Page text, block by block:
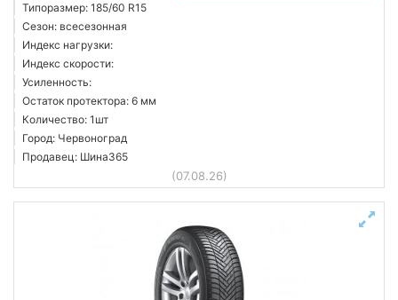
Типоразмер: 185/60 R15
Сезон: всесезонная
Индекс нагрузки:
Индекс скорости:
Усиленность:
Остаток протектора: 6 мм
Количество: 1шт
Город: Червоноград
Продавец: Шина365
(07.08.26)